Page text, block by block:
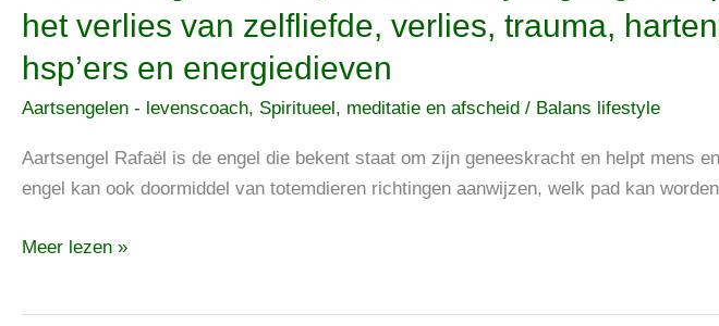
bieden
het verlies van zelfliefde, verlies, trauma,
hsp’ers en energiedieven
Aartsengelen - levenscoach, Spiritueel, meditatie en afscheid / Balans lifestyle
Aartsengel Rafaël is de engel die bekent staat om zijn geneeskracht en helpt mens
engel kan ook doormiddel van totemdieren richtingen aanwijzen, welk pad kan
Rafaël,
de
zelfbevrijdingengel
bij
het
van
verlies,
Meer lezen »